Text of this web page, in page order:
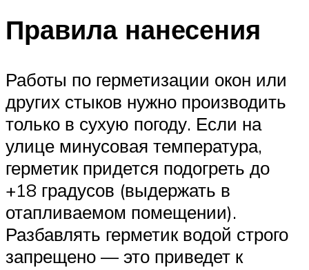
Правила нанесения
Работы по герметизации окон или
других стыков нужно производить
только в сухую погоду. Если на
улице минусовая температура,
герметик придется подогреть до
+18 градусов (выдержать в
отапливаемом помещении).
Разбавлять герметик водой строго
запрещено — это приведет к